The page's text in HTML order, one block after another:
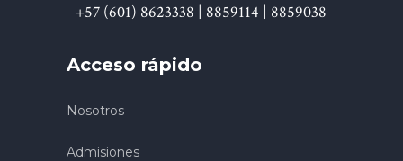
+57 (601) 8623338 | 8859114 | 8859038
Acceso rápido
Nosotros
Admisiones